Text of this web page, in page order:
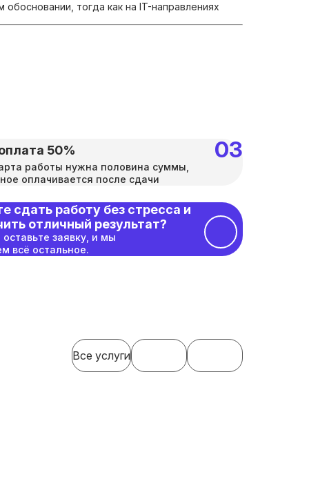
тогда как на IT-направлениях
50%
работы нужна половина суммы,
оплачивается после сдачи
сдать работу без стресса и
отличный результат?
оставьте заявку, и мы
всё остальное.
Все услуги